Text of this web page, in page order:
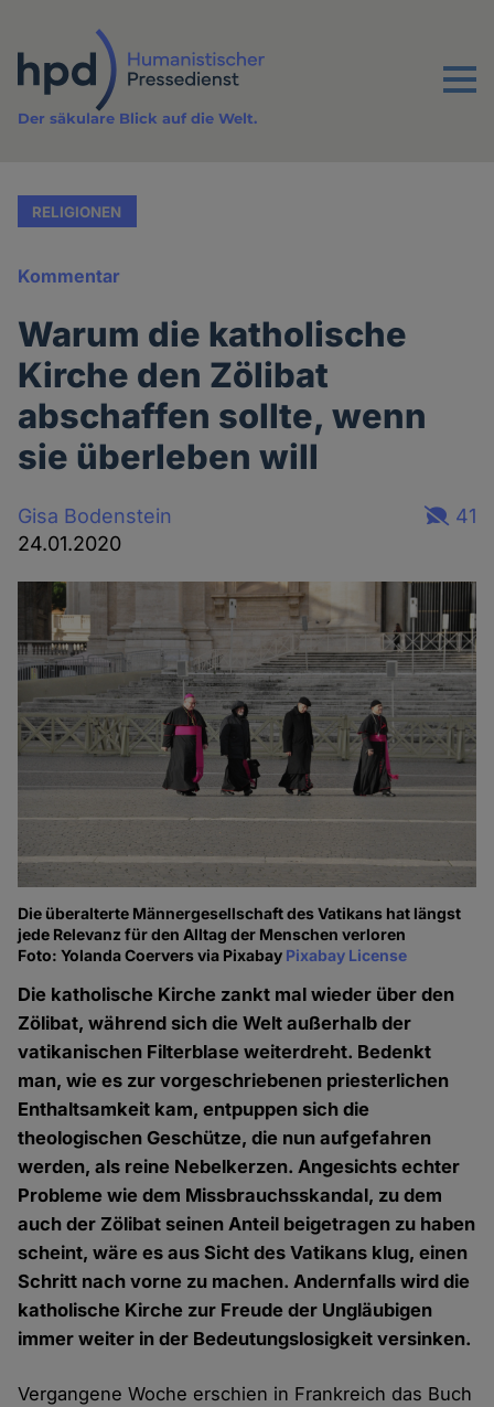
Inhalt
Menu
Der säkulare Blick auf die Welt.
RELIGIONEN
Kommentar
Warum die katholische
Kirche den Zölibat
abschaffen sollte, wenn
sie überleben will
Gisa Bodenstein
24.01.2020
41
Die überalterte Männergesellschaft des Vatikans hat längst
jede Relevanz für den Alltag der Menschen verloren
Foto: Yolanda Coervers via Pixabay Pixabay License
Die katholische Kirche zankt mal wieder über den
Zölibat, während sich die Welt außerhalb der
vatikanischen Filterblase weiterdreht. Bedenkt
man, wie es zur vorgeschriebenen priesterlichen
Enthaltsamkeit kam, entpuppen sich die
theologischen Geschütze, die nun aufgefahren
werden, als reine Nebelkerzen. Angesichts echter
Probleme wie dem Missbrauchsskandal, zu dem
auch der Zölibat seinen Anteil beigetragen zu haben
scheint, wäre es aus Sicht des Vatikans klug, einen
Schritt nach vorne zu machen. Andernfalls wird die
katholische Kirche zur Freude der Ungläubigen
immer weiter in der Bedeutungslosigkeit versinken.
Vergangene Woche erschien in Frankreich das Buch